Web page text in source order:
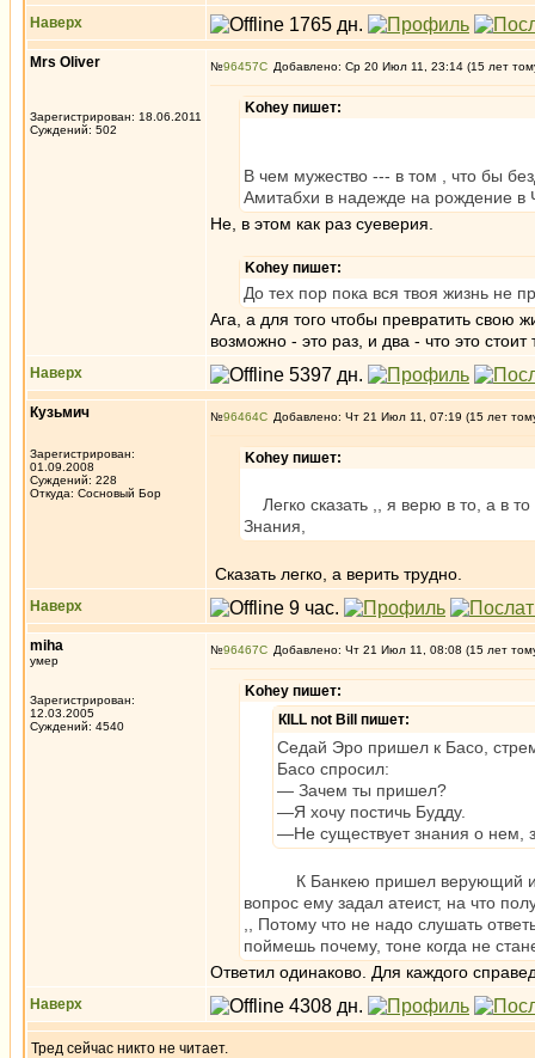
Наверх
Mrs Oliver
Зарегистрирован: 18.06.2011
Суждений: 502
№96457 Добавлено: Ср 20 Июл 11, 23:14 (15 лет
Kohey пишет:
В чем мужество --- в том , что бы
Амитабхи в надежде на рождение
Не, в этом как раз суеверия.
Kohey пишет:
До тех пор пока вся твоя жизнь не
Ага, а для того чтобы превратить свою
возможно - это раз, и два - что это стоит
Наверх
Кузьмич
Зарегистрирован:
01.09.2008
Суждений: 228
Откуда: Сосновый Бор
№96464 Добавлено: Чт 21 Июл 11, 07:19 (15 лет
Kohey пишет:
Легко сказать ,, я верю в то, а в
Знания,
Сказать легко, а верить трудно.
Наверх
miha
умер
Зарегистрирован:
12.03.2005
Суждений: 4540
№96467 Добавлено: Чт 21 Июл 11, 08:08 (15 лет
Kohey пишет:
КILL not Вill пишет:
Седай Эро пришел к Басо,
Басо спросил:
— Зачем ты пришел?
—Я хочу постичь Будду.
—Не существует знания о нем,
К Банкею пришел верующий и
вопрос ему задал атеист, на что
,, Потому что не надо слушать
поймешь почему, тоне когда не
Ответил одинаково. Для каждого
Наверх
Тред сейчас никто не читает.